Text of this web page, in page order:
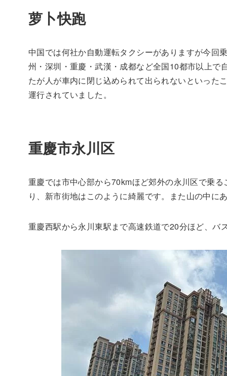
萝卜快跑
中国では何社か自動運転タクシーがありますが今回
州・深圳・重慶・武漢・成都など全国10都市以上
たが人が車内に閉じ込められて出られないといった
運行されていました。
重慶市永川区
重慶では市中心部から70kmほど郊外の永川区で乗
り、新市街地はこのように綺麗です。また山の中に
重慶西駅から永川東駅まで高速鉄道で20分ほど、バ